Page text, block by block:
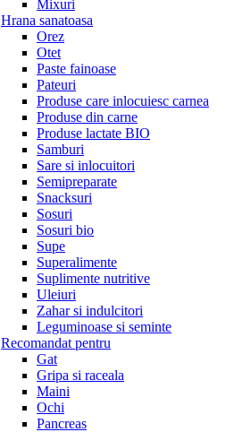
Mixuri
Hrana sanatoasa
Orez
Otet
Paste fainoase
Pateuri
Produse care inlocuiesc carnea
Produse din carne
Produse lactate BIO
Samburi
Sare si inlocuitori
Semipreparate
Snacksuri
Sosuri
Sosuri bio
Supe
Superalimente
Suplimente nutritive
Uleiuri
Zahar si indulcitori
Leguminoase si seminte
Recomandat pentru
Gat
Gripa si raceala
Maini
Ochi
Pancreas